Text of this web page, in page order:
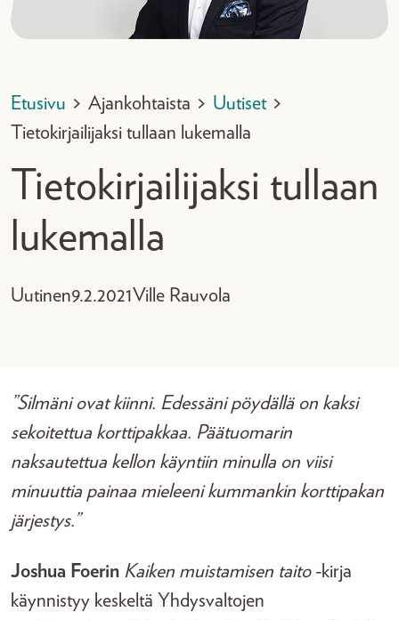
Etusivu > Ajankohtaista > Uutiset >
Tietokirjailijaksi tullaan lukemalla
Tietokirjailijaksi tullaan
lukemalla
Uutinen9.2.2021Ville Rauvola
”Silmäni ovat kiinni. Edessäni pöydällä on kaksi
sekoitettua korttipakkaa. Päätuomarin
naksautettua kellon käyntiin minulla on viisi
minuuttia painaa mieleeni kummankin korttipakan
järjestys.”
Joshua Foerin Kaiken muistamisen taito-kirja
käynnistyy keskeltä Yhdysvaltojen